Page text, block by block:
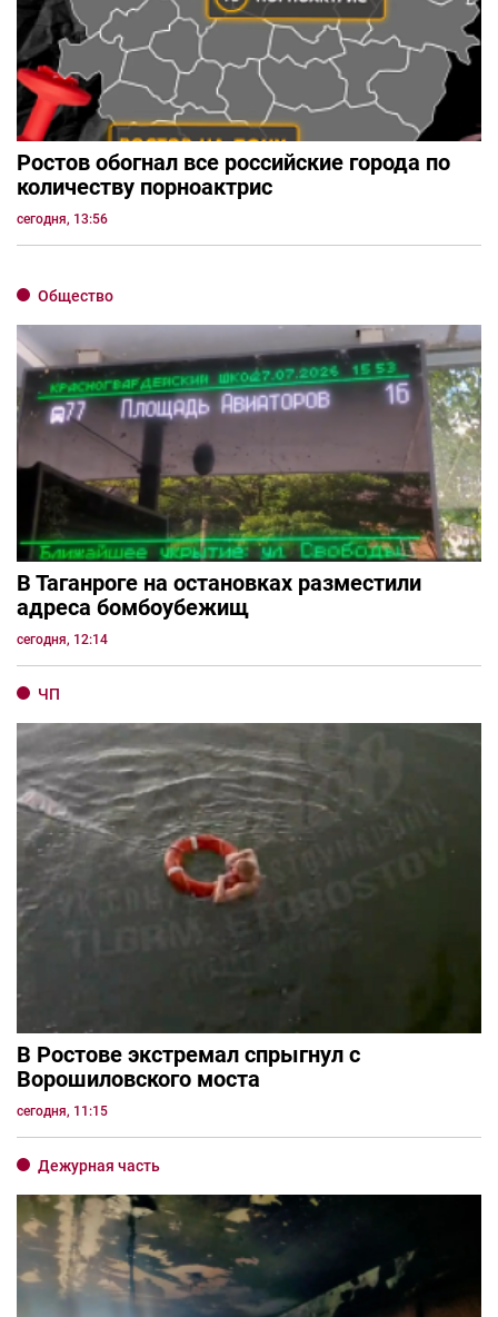
Ростов обогнал все российские города по
количеству порноактрис
сегодня, 13:56
Общество
В Таганроге на остановках разместили
адреса бомбоубежищ
сегодня, 12:14
ЧП
В Ростове экстремал спрыгнул с
Ворошиловского моста
сегодня, 11:15
Дежурная часть